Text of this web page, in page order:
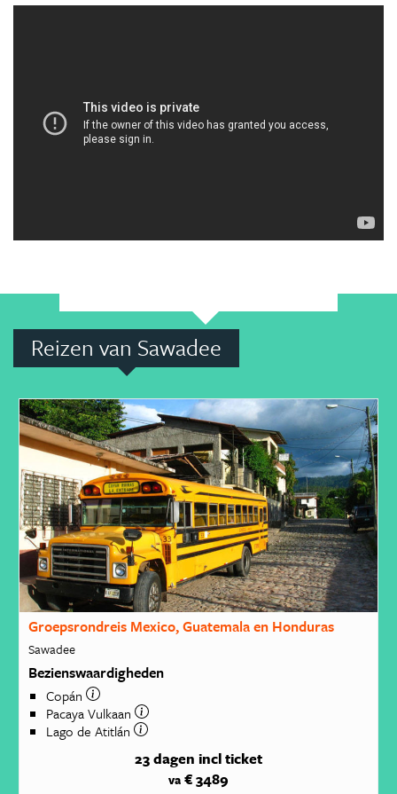
Reizen van Sawadee
Groepsrondreis Mexico, Guatemala en Honduras
Sawadee
Bezienswaardigheden
Copán
Pacaya Vulkaan
Lago de Atitlán
23 dagen incl ticket
va € 3489